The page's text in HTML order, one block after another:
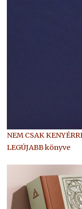
NEM CSAK
LEGÚJABB könyve